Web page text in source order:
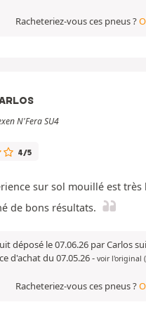
Racheteriez-vous ces pneus ?
N'Fera SU4
4/5
sur sol mouillé est très
de bons résultats.
déposé le 07.06.26 par Carlos
d'achat du 07.05.26- voir l'original
Racheteriez-vous ces pneus ?